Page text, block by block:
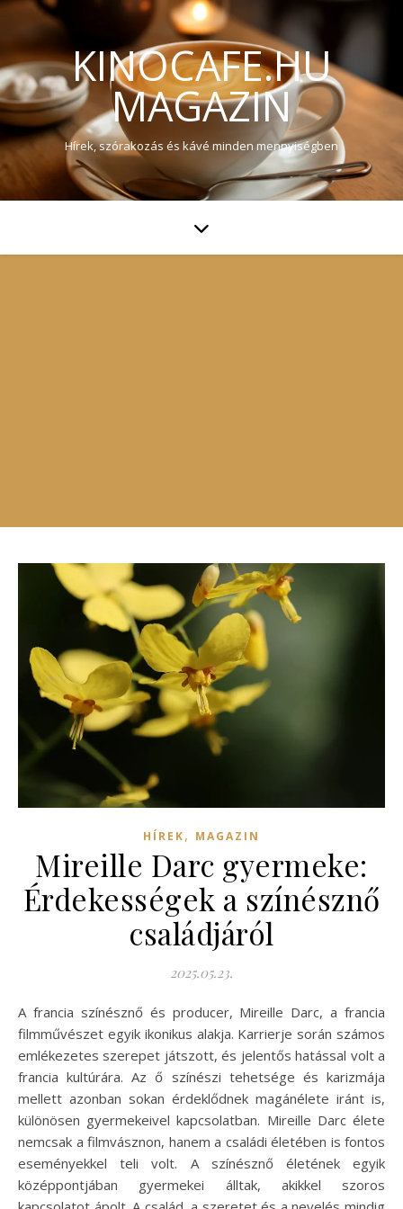
KINOCAFE.HU
MAGAZIN
Hírek, szórakozás és kávé minden mennyiségben
HÍREK, MAGAZIN
Mireille Darc gyermeke:
Érdekességek a színésznő
családjáról
2025.05.23.
A francia színésznő és producer, Mireille Darc, a francia
filmművészet egyik ikonikus alakja. Karrierje során számos
emlékezetes szerepet játszott, és jelentős hatással volt a
francia kultúrára. Az ő színészi tehetsége és karizmája
mellett azonban sokan érdeklődnek magánélete iránt is,
különösen gyermekeivel kapcsolatban. Mireille Darc élete
nemcsak a filmvásznon, hanem a családi életében is fontos
eseményekkel teli volt. A színésznő életének egyik
középpontjában gyermekei álltak, akikkel szoros